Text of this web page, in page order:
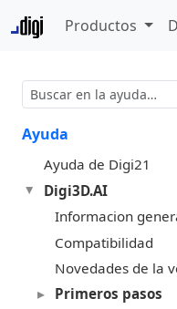
Productos
Ayuda
Ayuda de Digi21
Digi3D.AI
Informacion
Compatibilidad
Novedades de la
Primeros pasos